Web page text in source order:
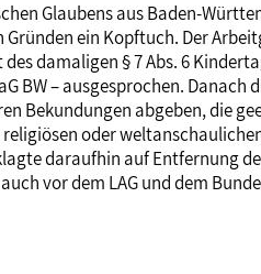
Jugend
Senioren
Beihilfe
Europa
Verlag
Glaubens aus Baden-
ein Kopftuch. Der
damaligen § 7 Abs. 6
BW – ausgesprochen.
Bekundungen abgeben, die
oder
daraufhin auf Entfernung
vor dem LAG und dem